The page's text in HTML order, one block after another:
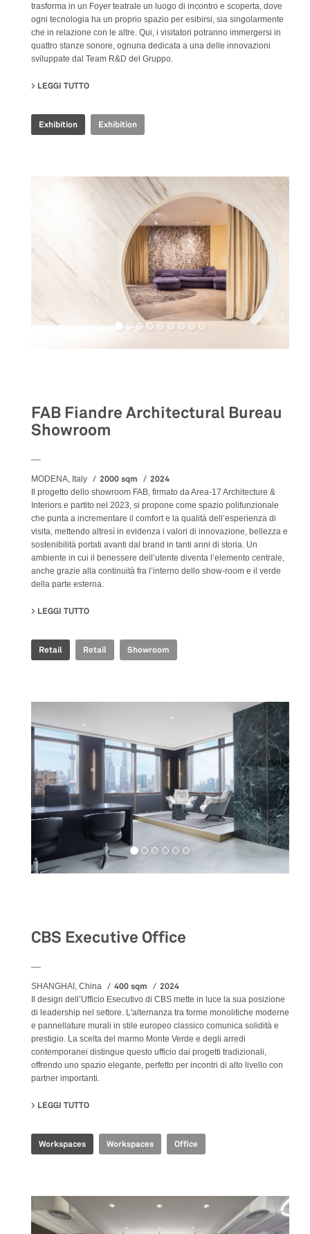
trasforma in un Foyer teatrale un luogo di incontro e scoperta, dove
ogni tecnologia ha un proprio spazio per esibirsi, sia singolarmente
che in relazione con le altre. Qui, i visitatori potranno immergersi in
quattro stanze sonore, ognuna dedicata a una delle innovazioni
sviluppate dal Team R&D del Gruppo.
LEGGI TUTTO
Exhibition Exhibition
FAB Fiandre Architectural Bureau
Showroom
MODENA, Italy 2000 sqm 2024
Il progetto dello showroom FAB, firmato da Area-17 Architecture &
Interiors e partito nel 2023, si propone come spazio polifunzionale
che punta a incrementare il comfort e la qualità dell’esperienza di
visita, mettendo altresì in evidenza i valori di innovazione, bellezza e
sostenibilità portati avanti dal brand in tanti anni di storia. Un
ambiente in cui il benessere dell’utente diventa l’elemento centrale,
anche grazie alla continuità fra l’interno dello show-room e il verde
della parte esterna.
LEGGI TUTTO
Retail Retail Showroom
CBS Executive Office
SHANGHAI, China 400 sqm 2024
Il design dell’Ufficio Esecutivo di CBS mette in luce la sua posizione
di leadership nel settore. L'alternanza tra forme monolitiche moderne
e pannellature murali in stile europeo classico comunica solidità e
prestigio. La scelta del marmo Monte Verde e degli arredi
contemporanei distingue questo ufficio dai progetti tradizionali,
offrendo uno spazio elegante, perfetto per incontri di alto livello con
partner importanti.
LEGGI TUTTO
Workspaces Workspaces Office